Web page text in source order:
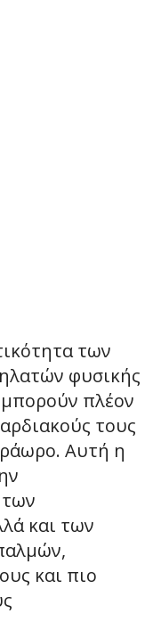
των
φυσικής
πλέον
τους
Αυτή η
και των
και πιο